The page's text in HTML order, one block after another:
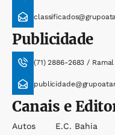
Publicidade
(71) 2886-2683 /
Canais e
Autos
E.c. Bahia